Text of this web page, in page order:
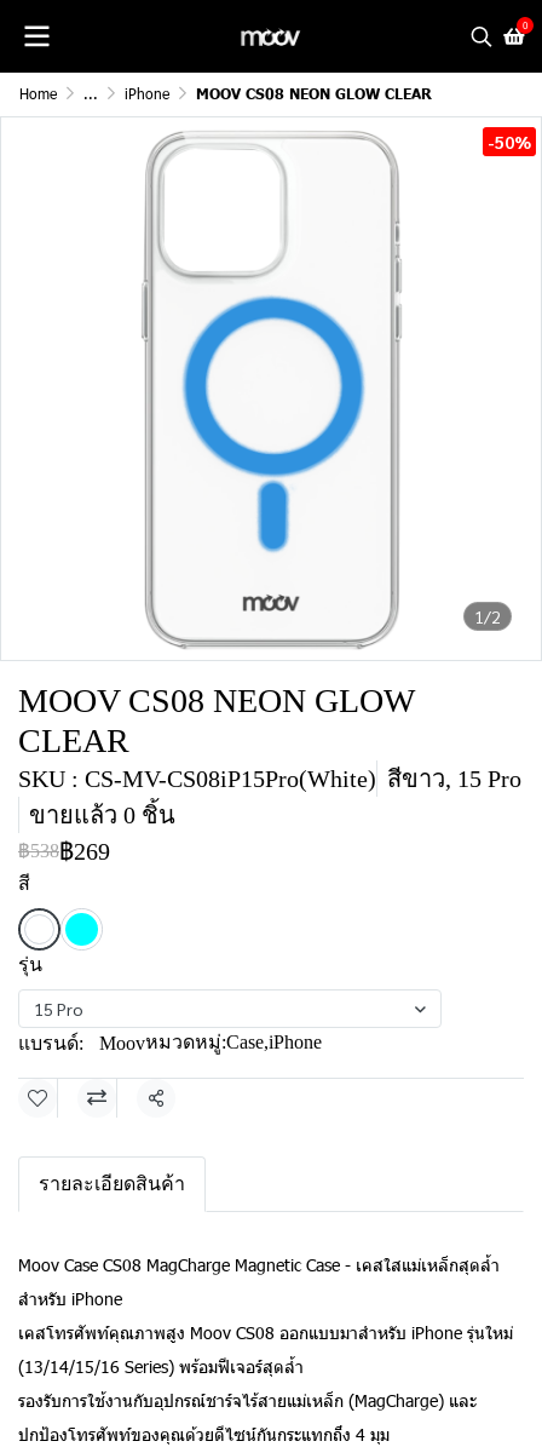
0
Home ... iPhone MOOV CS08 NEON GLOW CLEAR
1/2
-50%
MOOV CS08 NEON GLOW
CLEAR
SKU : CS-MV-CS08iP15Pro(White) สีขาว, 15 Pro
ขายแล้ว 0 ชิ้น
฿538฿269
สี
รุ่น
15 Pro
แบรนด์: Moovหมวดหมู่:Case,iPhone
แชร์
รายละเอียดสินค้า
Moov Case CS08 MagCharge Magnetic Case - เคสใสแม่เหล็กสุดล้ำ
สำหรับ iPhone
เคสโทรศัพท์คุณภาพสูง Moov CS08 ออกแบบมาสำหรับ iPhone รุ่นใหม่
(13/14/15/16 Series) พร้อมฟีเจอร์สุดล้ำ
รองรับการใช้งานกับอุปกรณ์ชาร์จไร้สายแม่เหล็ก (MagCharge) และ
ปกป้องโทรศัพท์ของคุณด้วยดีไซน์กันกระแทกถึง 4 มุม